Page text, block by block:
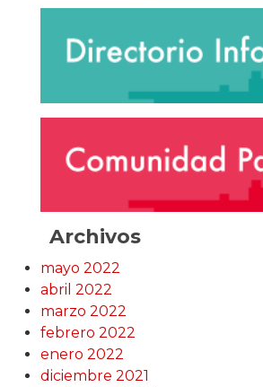
Archivos
mayo 2022
abril 2022
marzo 2022
febrero 2022
enero 2022
diciembre 2021